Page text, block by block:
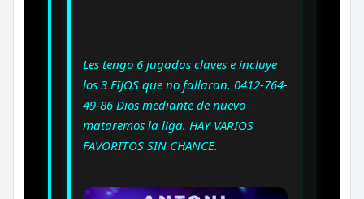
Les tengo 6 jugadas claves e incluye
los 3 FIJOS que no fallaran. 0412-764-
49-86 Dios mediante de nuevo
mataremos la liga. HAY VARIOS
FAVORITOS SIN CHANCE.